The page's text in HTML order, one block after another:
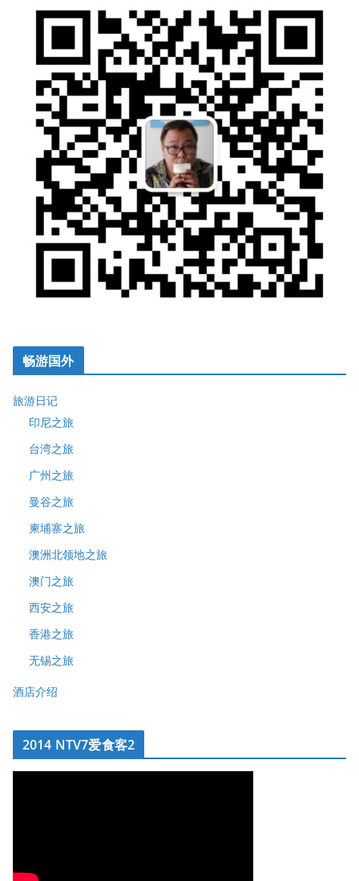
畅游国外
旅游日记
印尼之旅
台湾之旅
广州之旅
曼谷之旅
柬埔寨之旅
澳洲北领地之旅
澳门之旅
西安之旅
香港之旅
无锡之旅
酒店介绍
2014 NTV7爱食客2